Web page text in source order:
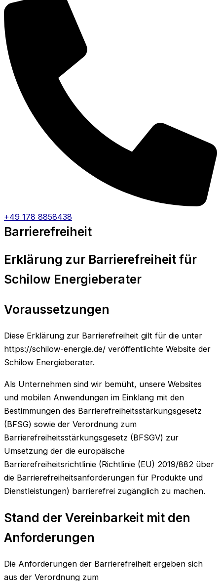
+49 178 8858438
Barrierefreiheit
Erklärung zur Barrierefreiheit für
Schilow Energieberater
Voraussetzungen
Diese Erklärung zur Barrierefreiheit gilt für die unter
https://schilow-energie.de/ veröffentlichte Website der
Schilow Energieberater.
Als Unternehmen sind wir bemüht, unsere Websites
und mobilen Anwendungen im Einklang mit den
Bestimmungen des Barrierefreiheitsstärkungsgesetz
(BFSG) sowie der Verordnung zum
Barrierefreiheitsstärkungsgesetz (BFSGV) zur
Umsetzung der die europäische
Barrierefreiheitsrichtlinie (Richtlinie (EU) 2019/882 über
die Barrierefreiheitsanforderungen für Produkte und
Dienstleistungen) barrierefrei zugänglich zu machen.
Stand der Vereinbarkeit mit den
Anforderungen
Die Anforderungen der Barrierefreiheit ergeben sich
aus der Verordnung zum